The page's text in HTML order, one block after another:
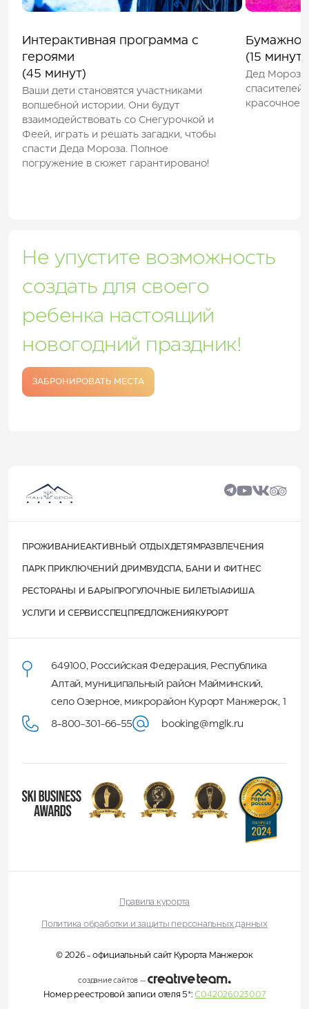
Интерактивная программа с
героями
(45 минут)
Ваши дети становятся участниками
волшебной истории. Они будут
взаимодействовать со Снегурочкой и
Феей, играть и решать загадки, чтобы
спасти Деда Мороза. Полное
погружение в сюжет гарантировано!
(15 минут)
Дед Мороз
спасителей
красочное
Не упустите возможность
создать для своего
ребенка настоящий
новогодний праздник!
ЗАБРОНИРОВАТЬ МЕСТА
ПРОЖИВАНИЕАКТИВНЫЙ ОТДЫХДЕТЯМ РАЗВЛЕЧЕНИЯ
ПАРК ПРИКЛЮЧЕНИЙ ДРИМВУДСПА, БАНИ И ФИТНЕС
РЕСТОРАНЫ И БАРЫ ПРОГУЛОЧНЫЕ БИЛЕТЫАФИША
УСЛУГИ И СЕРВИССПЕЦПРЕДЛОЖЕНИЯ КУРОРТ
649100, Российская Федерация, Республика
Алтай, муниципальный район Майминский,
село Озерное, микрорайон Курорт Манжерок, 1
8-800-301-66-55 booking@mglk.ru
Правила курорта
Политика обработки и защиты персональных данных
© 2026 - официальный сайт Курорта Манжерок
создание сайтов—
Номер реестровой записи отеля 5*:С042026023007